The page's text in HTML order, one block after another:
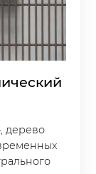
дерево